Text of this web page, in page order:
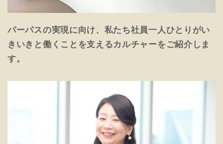
パーパスの実現に向け、私たち社員一人ひとりがい
きいきと働くことを支えるカルチャーをご紹介しま
す。